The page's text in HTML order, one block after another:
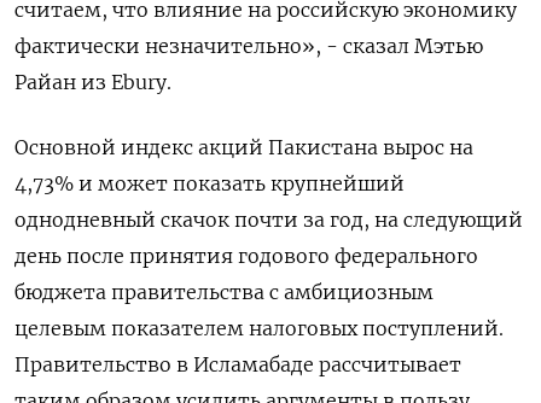
считаем, что влияние на российскую экономику
фактически незначительно», - сказал Мэтью
Райан из Ebury.
Основной индекс акций Пакистана вырос на
4,73% и может показать крупнейший
однодневный скачок почти за год, на следующий
день после принятия годового федерального
бюджета правительства с амбициозным
целевым показателем налоговых поступлений.
Правительство в Исламабаде рассчитывает